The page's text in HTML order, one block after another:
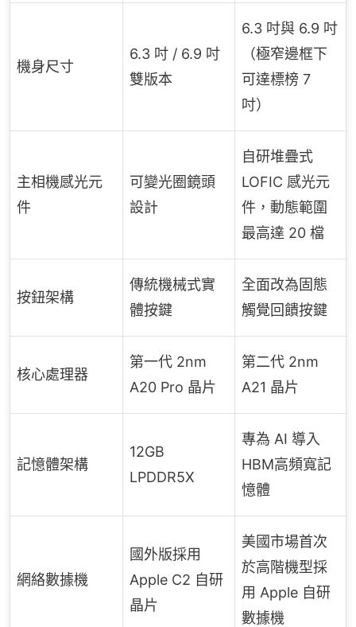
機身尺寸
6.3 吋 / 6.9 吋
雙版本
6.3 吋與 6.9 吋
（極窄邊框下
可達標榜 7
吋）
主相機感光元
件
可變光圈鏡頭
設計
自研堆疊式
LOFIC 感光元
件，動態範圍
最高達 20 檔
按鈕架構
傳統機械式實
體按鍵
全面改為固態
觸覺回饋按鍵
核心處理器
第一代 2nm
A20 Pro 晶片
第二代 2nm
A21 晶片
記憶體架構
12GB
LPDDR5X
專為 AI 導入
HBM高頻寬記
憶體
網絡數據機
國外版採用
Apple C2 自研
晶片
美國市場首次
於高階機型採
用 Apple 自研
數據機